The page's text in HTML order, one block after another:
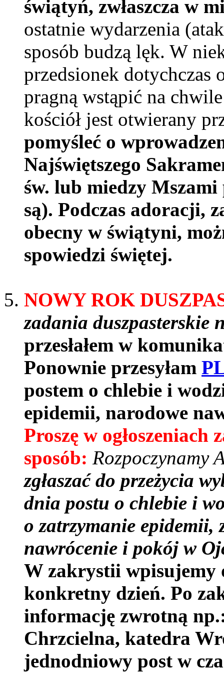
świątyń, zwłaszcza w
ostatnie wydarzenia
sposób budzą lęk. W
przedsionek
pragną wstąpić na
kościół jest otwierany
pomyśleć o
Najświętszego
św. lub miedzy
są). Podczas adoracji,
obecny w świątyni,
spowiedzi świętej.
NOWY ROK
zadania duszpasterskie
przesłałem w
Ponownie przesyłam
postem o chlebie i
epidemii, narodowe
Proszę w
sposób: Rozpoczynamy
zgłaszać do przeżycia
dnia postu o chlebie i
o zatrzymanie epidemii,
nawrócenie i pokój w
W zakrystii wpisujemy
konkretny dzień. Po
informację zwrotną
Chrzcielna, katedra
jednodniowy post w